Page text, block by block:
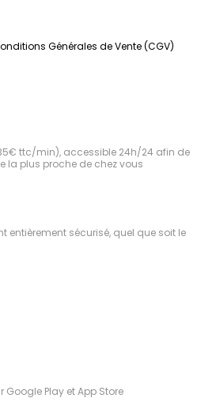
Générales de Vente (CGV)
ttc/min), accessible 24h/24 afin de
la plus proche de chez vous
entièrement sécurisé, quel que soit le
Play et App Store